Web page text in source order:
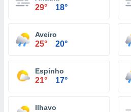
29° 18°
Aveiro
25° 20°
Espinho
21° 17°
Ilhavo